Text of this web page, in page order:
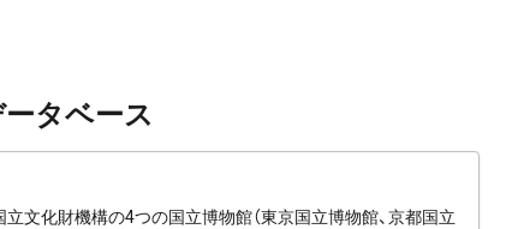
タベース
文化財機構の4つの国立博物館（東京国立博物館、京都国立